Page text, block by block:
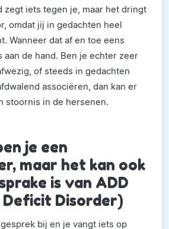
zegt iets tegen je, maar het dringt
omdat jij in gedachten heel
Wanneer dat af en toe eens
de hand. Ben je echter zeer
of steeds in gedachten
associëren, dan kan er
stoornis in de hersenen.
je een
maar het kan ook
is van ADD
Disorder)
bij en je vangt iets op